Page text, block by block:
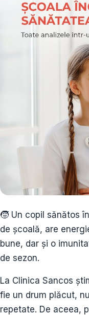
🧒 Un copil sănătos
de școală, are
bune, dar și o
de sezon.
La Clinica Sancos
fie un drum plăcut,
repetate. De aceea,